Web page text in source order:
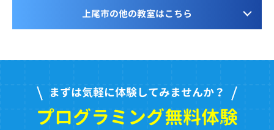
上尾市の他の教室はこちら
まずは気軽に体験してみませんか？
プログラミング無料体験